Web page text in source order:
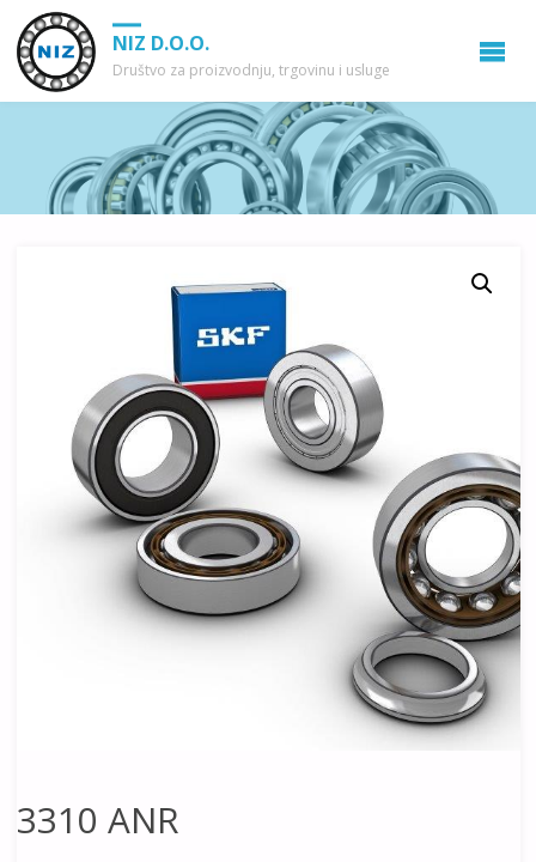
NIZ D.O.O.
Društvo za proizvodnju, trgovinu i usluge
3310 ANR